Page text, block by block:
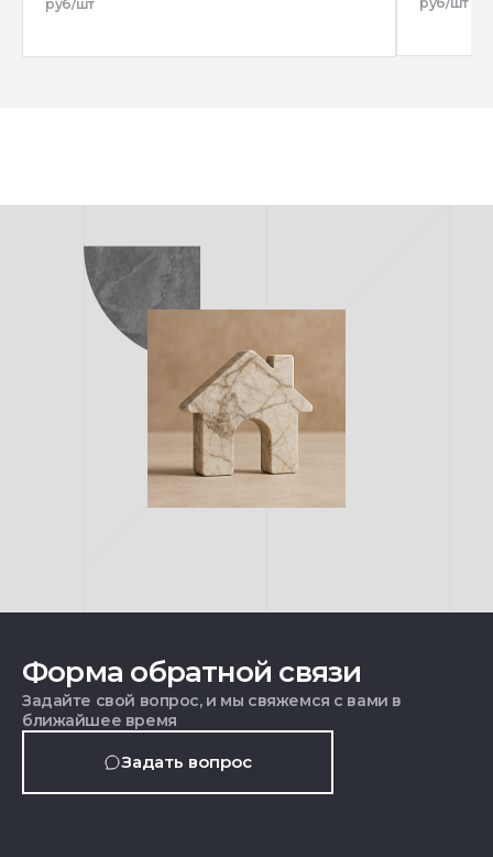
руб/шт
Форма обратной связи
Задайте свой вопрос, и мы свяжемся с вами в
ближайшее время
Задать вопрос